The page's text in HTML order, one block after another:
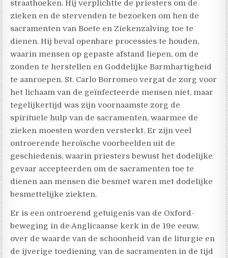
straathoeken. Hij verplichtte de priesters om de
zieken en de stervenden te bezoeken om hen de
sacramenten van Boete en Ziekenzalving toe te
dienen. Hij beval openbare processies te houden,
waarin mensen op gepaste afstand liepen, om de
zonden te herstellen en Goddelijke Barmhartigheid
te aanroepen. St. Carlo Borromeo vergat de zorg voor
het lichaam van de geïnfecteerde mensen niet, maar
tegelijkertijd was zijn voornaamste zorg de
spirituele hulp van de sacramenten, waarmee de
zieken moesten worden versterkt. Er zijn veel
ontroerende heroïsche voorbeelden uit de
geschiedenis, waarin priesters bewust het dodelijke
gevaar accepteerden om de sacramenten toe te
dienen aan mensen die besmet waren met dodelijke
besmettelijke ziekten.
Er is een ontroerend getuigenis van de Oxford-
beweging in de Anglicaanse kerk in de 19e eeuw,
over de waarde van de schoonheid van de liturgie en
de ijverige toediening van de sacramenten in de tijd